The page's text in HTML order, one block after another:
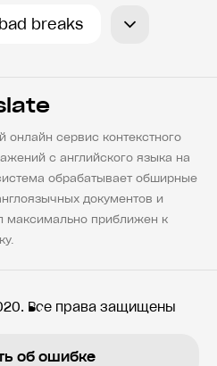
bad breaks
сервис контекстного
с английского языка на
обрабатывает обширные
документов и
максимально приближен к
Все права защищены
об ошибке